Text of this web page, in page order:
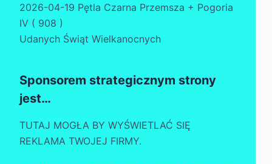
2026-04-19 Pętla Czarna Przemsza + Pogoria
IV ( 908 )
Udanych Świąt Wielkanocnych
Sponsorem strategicznym strony
jest…
TUTAJ MOGŁA BY WYŚWIETLAĆ SIĘ
REKLAMA TWOJEJ FIRMY.